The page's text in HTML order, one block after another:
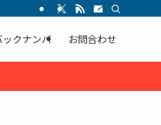
ックナンバ お問合わせ